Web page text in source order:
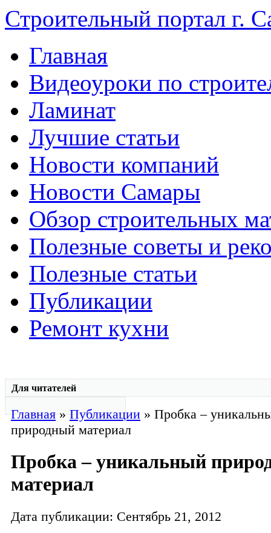
Строительный портал г.
Главная
Видеоуроки по
Ламинат
Лучшие статьи
Новости компаний
Новости Самары
Обзор строительных
Полезные советы и
Полезные статьи
Публикации
Ремонт кухни
Для читателей
Главная»Публикации » Пробка –
природный материал
Пробка – уникальный
материал
Дата публикации: Сентябрь 21, 2012